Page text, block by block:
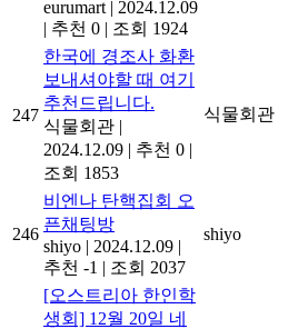
eurumart | 2024.12.09
| 추천 0 | 조회 1924
247
한국에 경조사 화환
보내셔야할 때 여기
추천드립니다.
식물회관 |
2024.12.09 | 추천 0 |
조회 1853
식물회관
246
비엔나 탄핵집회 오
픈채팅방
shiyo | 2024.12.09 |
추천 -1 | 조회 2037
shiyo
[오스트리아 한인학
생회] 12월 20일 네